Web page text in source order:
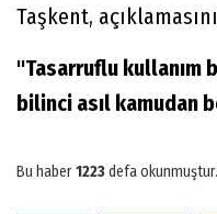
Taşkent,
"Tasarruflu kullanım
bilinci asıl kamudan
Bu haber1223defa okunmuştur.